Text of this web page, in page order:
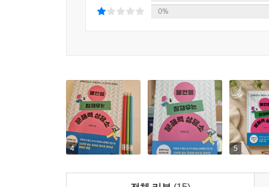
특히 각 장이 끝날 때마다 제공되는 ‘문해력 안
0%
4 5